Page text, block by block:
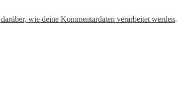
wie deine Kommentardaten verarbeitet werden.